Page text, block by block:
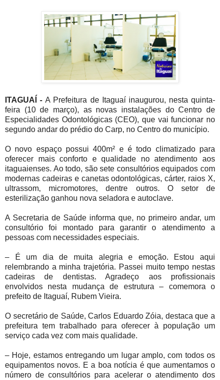
ITAGUAÍ -A Prefeitura de Itaguaí inaugurou, nesta quinta-
feira (10 de março), as novas instalações do Centro de
Especialidades Odontológicas (CEO), que vai funcionar no
segundo andar do prédio do Carp, no Centro do município.
O novo espaço possui 400m² e é todo climatizado para
oferecer mais conforto e qualidade no atendimento aos
itaguaienses. Ao todo, são sete consultórios equipados com
modernas cadeiras e canetas odontológicas, cárter, raios X,
ultrassom, micromotores, dentre outros. O setor de
esterilização ganhou nova seladora e autoclave.
A Secretaria de Saúde informa que, no primeiro andar, um
consultório foi montado para garantir o atendimento a
pessoas com necessidades especiais.
– É um dia de muita alegria e emoção. Estou aqui
relembrando a minha trajetória. Passei muito tempo nestas
cadeiras de dentistas. Agradeço aos profissionais
envolvidos nesta mudança de estrutura – comemora o
prefeito de Itaguaí, Rubem Vieira.
O secretário de Saúde, Carlos Eduardo Zóia, destaca que a
prefeitura tem trabalhado para oferecer à população um
serviço cada vez com mais qualidade.
– Hoje, estamos entregando um lugar amplo, com todos os
equipamentos novos. E a boa notícia é que aumentamos o
número de consultórios para acelerar o atendimento dos